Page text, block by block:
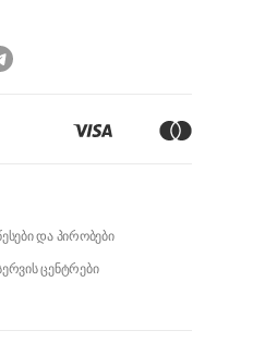
და პირობები
ცენტრები